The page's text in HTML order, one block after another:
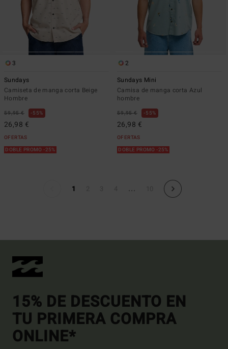
3
Sundays
Camiseta de manga corta Beige
Hombre
59,95 € 55%
26,98 €
OFERTAS
DOBLE PROMO -25%
2
Sundays Mini
Camisa de manga corta Azul
hombre
59,95 € 55%
26,98 €
OFERTAS
DOBLE PROMO -25%
1 ...
15% DE DESCUENTO EN
TU PRIMERA COMPRA
ONLINE*